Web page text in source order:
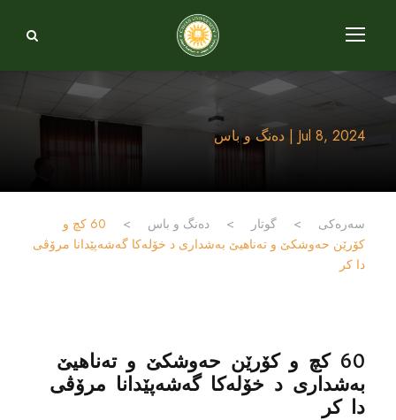
Jul 8, 2024 | دەنگ و باس
سەرەکی > گوتار > دەنگ و باس >
60 كچ و
كۆرێن حه‌وشكێ و ته‌ناهیێ به‌شدارى د خۆله‌كا گه‌شه‌پێدانا مرۆڤى
دا كر
60 كچ و كۆرێن حه‌وشكێ و ته‌ناهیێ
به‌شدارى د خۆله‌كا گه‌شه‌پێدانا مرۆڤى
دا كر